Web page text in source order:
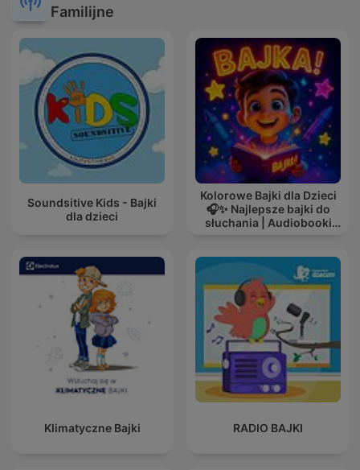
Familijne
Soundsitive Kids - Bajki
dla dzieci
Kolorowe Bajki dla Dzieci
🎧✨ Najlepsze bajki do
słuchania | Audiobooki
Klimatyczne Bajki RADIO BAJKI